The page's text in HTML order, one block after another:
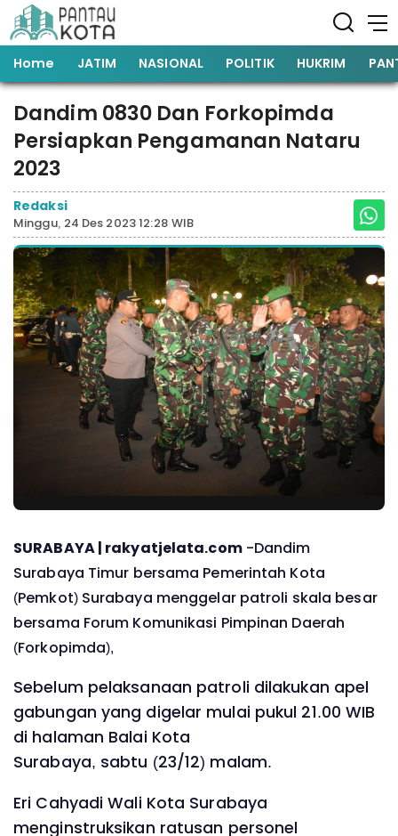
Home JATIM NASIONAL POLITIK HUKRIM
Dandim 0830 Dan Forkopimda
Persiapkan Pengamanan Nataru
2023
Redaksi
Minggu, 24 Des 2023 12:28 WIB
SURABAYA | rakyatjelata.com-Dandim
Surabaya Timur bersama Pemerintah Kota
(Pemkot) Surabaya menggelar patroli skala besar
bersama Forum Komunikasi Pimpinan Daerah
(Forkopimda),
Sebelum pelaksanaan patroli dilakukan apel
gabungan yang digelar mulai pukul 21.00 WIB
di halaman Balai Kota
Surabaya, sabtu (23/12) malam.
Eri Cahyadi Wali Kota Surabaya
menginstruksikan ratusan personel